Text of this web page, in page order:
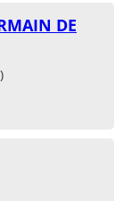
DE